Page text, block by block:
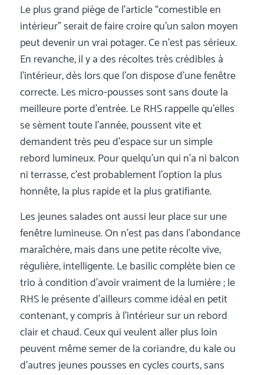
Le plus grand piège de l’article “comestible en
intérieur” serait de faire croire qu’un salon moyen
peut devenir un vrai potager. Ce n’est pas sérieux.
En revanche, il y a des récoltes très crédibles à
l’intérieur, dès lors que l’on dispose d’une fenêtre
correcte. Les micro-pousses sont sans doute la
meilleure porte d’entrée. Le RHS rappelle qu’elles
se sèment toute l’année, poussent vite et
demandent très peu d’espace sur un simple
rebord lumineux. Pour quelqu’un qui n’a ni balcon
ni terrasse, c’est probablement l’option la plus
honnête, la plus rapide et la plus gratifiante.
Les jeunes salades ont aussi leur place sur une
fenêtre lumineuse. On n’est pas dans l’abondance
maraîchère, mais dans une petite récolte vive,
régulière, intelligente. Le basilic complète bien ce
trio à condition d’avoir vraiment de la lumière ; le
RHS le présente d’ailleurs comme idéal en petit
contenant, y compris à l’intérieur sur un rebord
clair et chaud. Ceux qui veulent aller plus loin
peuvent même semer de la coriandre, du kale ou
d’autres jeunes pousses en cycles courts, sans